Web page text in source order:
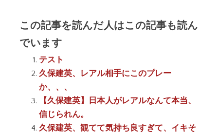
この記事を読んだ人はこの記事も読ん
でいます
テスト
久保建英、レアル相手にこのプレー
か、、、
【久保建英】日本人がレアルなんて本当、
信じられん。
久保建英、観てて気持ち良すぎて、イキそ